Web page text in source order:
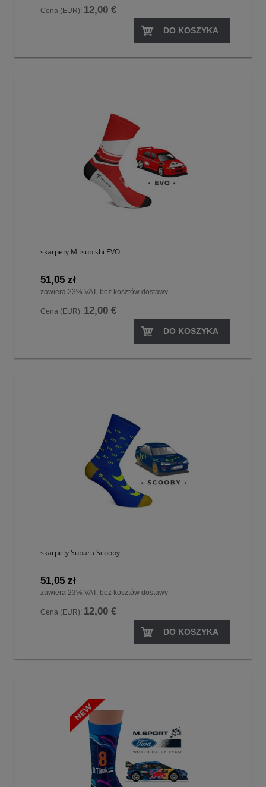
Cena (EUR): 12,00 €
DO KOSZYKA
skarpety Mitsubishi EVO
51,05 zł
zawiera 23% VAT, bez kosztów dostawy
Cena (EUR): 12,00 €
DO KOSZYKA
skarpety Subaru Scooby
51,05 zł
zawiera 23% VAT, bez kosztów dostawy
Cena (EUR): 12,00 €
DO KOSZYKA